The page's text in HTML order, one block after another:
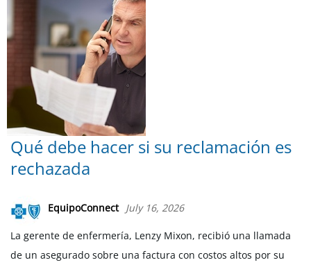
Qué debe hacer si su reclamación es
rechazada
EquipoConnect July 16, 2026
La gerente de enfermería, Lenzy Mixon, recibió una llamada
de un asegurado sobre una factura con costos altos por su